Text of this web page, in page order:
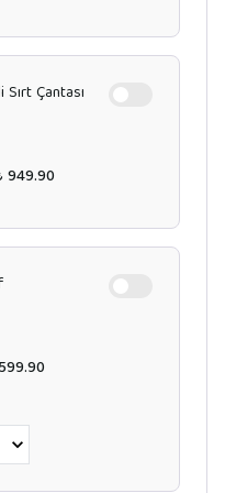
Çantası
949.90